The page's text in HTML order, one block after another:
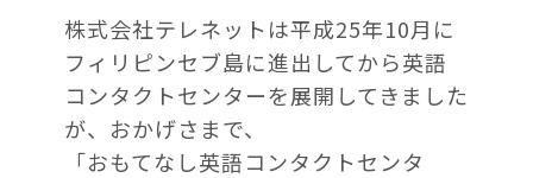
株式会社テレネットは平成25年10月に
フィリピンセブ島に進出してから英語
コンタクトセンターを展開してきました
が、おかげさまで、
「おもてなし英語コンタクトセンタ